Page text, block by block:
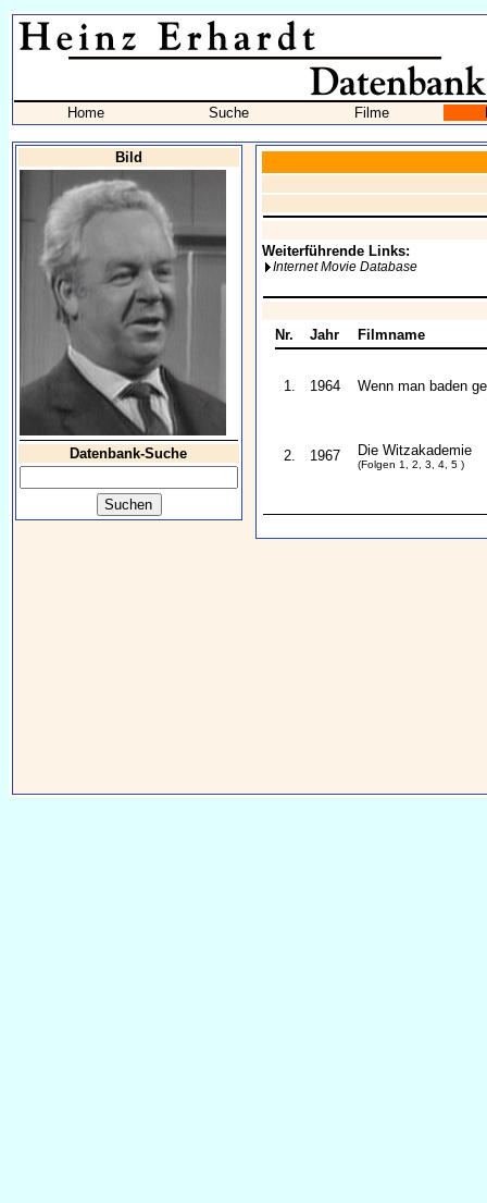
Home Suche Filme
Bild
Datenbank-Suche
Weiterführende Links:
Internet Movie Database
Nr. Jahr Filmname
1. 1964 Wenn man baden
2. 1967 Die Witzakademie
(Folgen 1, 2, 3, 4, 5 )